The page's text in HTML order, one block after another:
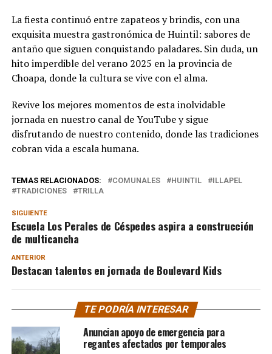
La fiesta continuó entre zapateos y brindis, con una
exquisita muestra gastronómica de Huintil: sabores de
antaño que siguen conquistando paladares. Sin duda, un
hito imperdible del verano 2025 en la provincia de
Choapa, donde la cultura se vive con el alma.
Revive los mejores momentos de esta inolvidable
jornada en nuestro canal de YouTube y sigue
disfrutando de nuestro contenido, donde las tradiciones
cobran vida a escala humana.
TEMAS RELACIONADOS: COMUNALES HUINTIL
ILLAPEL
TRADICIONES
TRILLA
SIGUIENTE
Escuela Los Perales de Céspedes aspira a construcción
de multicancha
ANTERIOR
Destacan talentos en jornada de Boulevard Kids
TE PODRÍA INTERESAR
Anuncian apoyo de emergencia para
regantes afectados por temporales